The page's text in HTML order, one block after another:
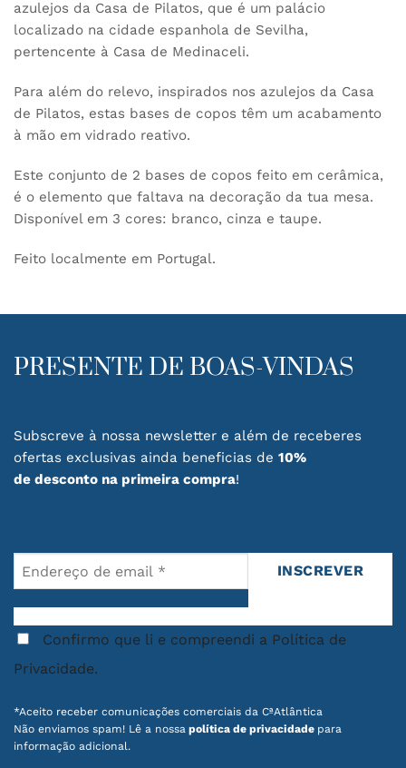
azulejos da Casa de Pilatos, que é um palácio
localizado na cidade espanhola de Sevilha,
pertencente à Casa de Medinaceli.
Para além do relevo, inspirados nos azulejos da Casa
de Pilatos, estas bases de copos têm um acabamento
à mão em vidrado reativo.
Este conjunto de 2 bases de copos feito em cerâmica,
é o elemento que faltava na decoração da tua mesa.
Disponível em 3 cores: branco, cinza e taupe.
Feito localmente em Portugal.
PRESENTE DE BOAS-VINDAS
Subscreve à nossa newsletter e além de receberes
ofertas exclusivas ainda beneficias de 10%
de desconto na primeira compra!
Privacidade.
*Aceito receber comunicações comerciais da CªAtlântica
Não enviamos spam! Lê a nossa política de privacidade para
informação adicional.